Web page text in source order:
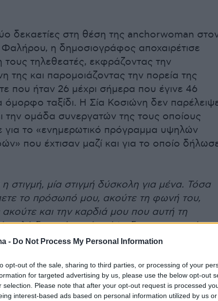
- Do Not Process My Personal Information
opt-out of the sale, sharing to third parties, or processing of your
for targeted advertising by us, please use the below opt-out
selection. Please note that after your opt-out request is processed
interest-based ads based on personal information utilized by us
δεκαετίες στη θέση της anchorwoman
η δημοσιογράφος αποχαιρέτισε
τους τηλεθεατές, εκφράζοντας την
της και παρομοιάζοντας την πορεία της
που ήταν 26 μέχρι σήμερα που έγινε 46
όμορφο ταξίδι. Η Σία Κοσιώνη δεν
την ομάδα συνεργατών της τους οποίους
για το «ενημερωτικό πρόγραμμα υψηλών
που έχτισαν μαζί και για το οποίο
στιγμή, μία στιγμή δύσκολη για μένα. Τόσα
το πρόσωπό μου, ακούτε τη φωνή του,
και την καρδιά μου που αυτή τη
πολύ δυνατά γιατί απόψε δεν σας πω μόνο
το δελτίο ολοκληρώνεται''. Θα σας πω ότι
46. Ήταν μεγάλη μου τιμή επί 20
εμπιστεύεστε εμένα και τους συνεργάτες
ενημέρωσή σας ειδικά σε εποχές σκληρές,